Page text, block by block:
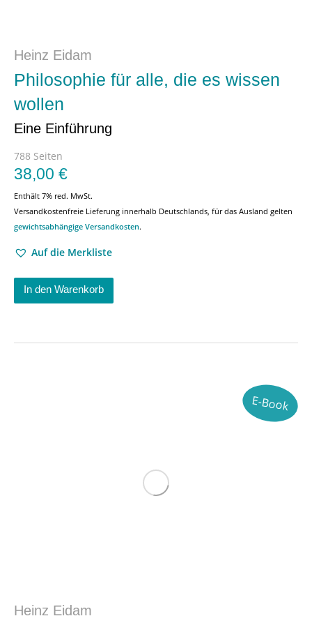
Heinz Eidam
Philosophie für alle, die es wissen
wollen
Eine Einführung
788 Seiten
38,00 €
Enthält 7% red. MwSt.
Versandkostenfreie Lieferung innerhalb Deutschlands, für das Ausland gelten
gewichtsabhängige Versandkosten.
Auf die Merkliste
In den Warenkorb
E-Book
Heinz Eidam